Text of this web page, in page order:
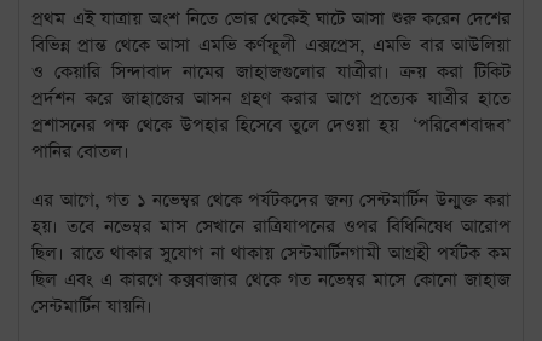
প্রথম এই যাত্রায় অংশ নিতে ভোর থেকেই ঘাটে আসা শুরু করেন দেশের
বিভিন্ন প্রান্ত থেকে আসা এমভি কর্ণফুলী এক্সপ্রেস, এমভি বার আউলিয়া
ও কেয়ারি সিন্দাবাদ নামের জাহাজগুলোর যাত্রীরা। ক্রয় করা টিকিট
প্রর্দশন করে জাহাজের আসন গ্রহণ করার আগে প্রত্যেক যাত্রীর হাতে
প্রশাসনের পক্ষ থেকে উপহার হিসেবে তুলে দেওয়া হয় ‘পরিবেশবান্ধব’
পানির বোতল।
এর আগে, গত ১ নভেম্বর থেকে পর্যটকদের জন্য সেন্টমার্টিন উন্মুক্ত করা
হয়। তবে নভেম্বর মাস সেখানে রাত্রিযাপনের ওপর বিধিনিষেধ আরোপ
ছিল। রাতে থাকার সুযোগ না থাকায় সেন্টমার্টিনগামী আগ্রহী পর্যটক কম
ছিল এবং এ কারণে কক্সবাজার থেকে গত নভেম্বর মাসে কোনো জাহাজ
সেন্টমার্টিন যায়নি।